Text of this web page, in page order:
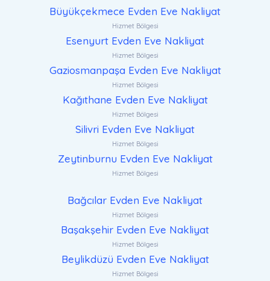
Büyükçekmece Evden Eve Nakliyat
Hizmet Bölgesi
Esenyurt Evden Eve Nakliyat
Hizmet Bölgesi
Gaziosmanpaşa Evden Eve Nakliyat
Hizmet Bölgesi
Kağıthane Evden Eve Nakliyat
Hizmet Bölgesi
Silivri Evden Eve Nakliyat
Hizmet Bölgesi
Zeytinburnu Evden Eve Nakliyat
Hizmet Bölgesi
Bağcılar Evden Eve Nakliyat
Hizmet Bölgesi
Başakşehir Evden Eve Nakliyat
Hizmet Bölgesi
Beylikdüzü Evden Eve Nakliyat
Hizmet Bölgesi